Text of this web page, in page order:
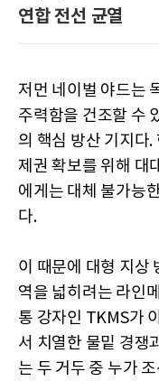
연합 전선 균열
저먼 네이벌 야드는
주력함을 건조할 수
의 핵심 방산 기지다
제권 확보를 위해 대
에게는 대체 불가능
다.
이 때문에 대형 지상
역을 넓히려는 라인
통 강자인 TKMS가
서 치열한 물밑 경쟁
는 두 거두 중 누가